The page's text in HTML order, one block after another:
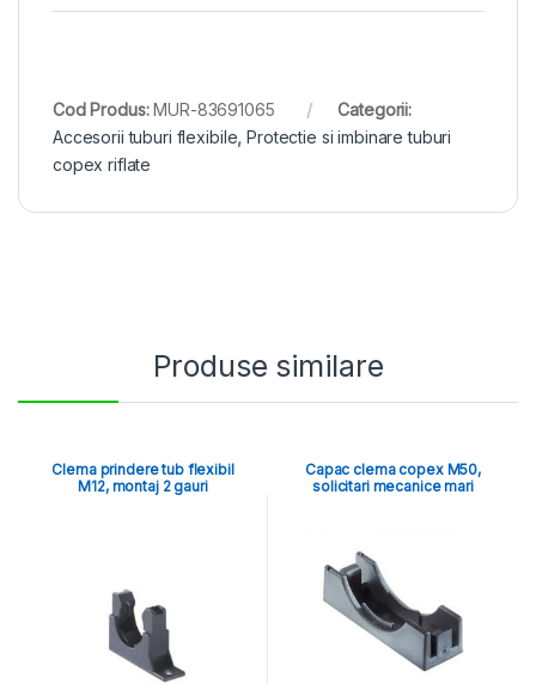
Cod Produs:MUR-83691065
Categorii:
Accesorii tuburi flexibile,Protectie si imbinare tuburi
copex riflate
Produse similare
Clema prindere tub flexibil
M12, montaj 2 gauri
Capac clema copex M50,
solicitari mecanice mari